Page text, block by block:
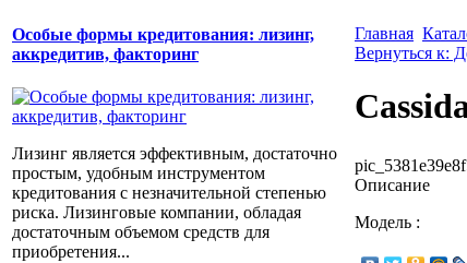
Особые формы кредитования: лизинг,
аккредитив, факторинг
Лизинг является эффективным, достаточно
простым, удобным инструментом
кредитования с незначительной степенью
риска. Лизинговые компании, обладая
достаточным объемом средств для
приобретения...
Главная
Вернуться к:
Описание
Модель :